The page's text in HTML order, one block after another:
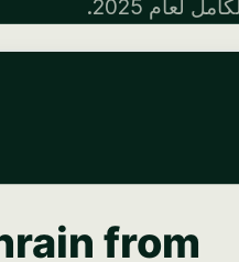
لعام 2025.